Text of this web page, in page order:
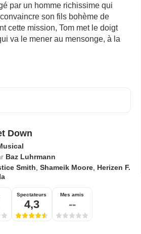
par un homme richissime qui
son fils bohème de
cette mission, Tom met le doigt
va le mener au mensonge, à la
Down
Baz Luhrmann
Smith Shameik Moore, Herizen F.
Spectateurs
4,3
Mes amis
--